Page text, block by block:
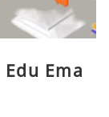
Ema